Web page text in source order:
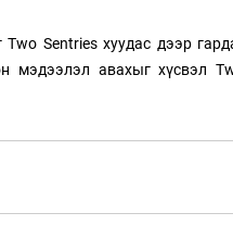
Sentries хуудас дээр
мэдээлэл авахыг хүсвэл